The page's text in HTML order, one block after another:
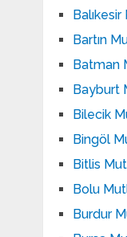
Bartın
Batman
Bayburt
Bilecik
Bingöl
Bitlis
Bolu
Burdur